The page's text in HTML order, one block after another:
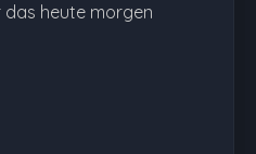
das heute morgen